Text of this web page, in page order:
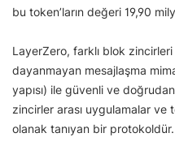
bu token’ların değeri 19,90
LayerZero, farklı blok zincirleri
dayanmayan mesajlaşma
yapısı) ile güvenli ve
zincirler arası uygulamalar
olanak tanıyan bir